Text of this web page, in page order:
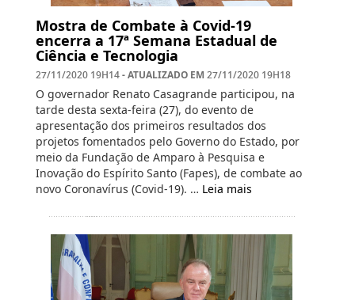
Mostra de Combate à Covid-19
encerra a 17ª Semana Estadual de
Ciência e Tecnologia
27/11/2020 19H14- ATUALIZADO EM 27/11/2020 19H18
O governador Renato Casagrande participou, na
tarde desta sexta-feira (27), do evento de
apresentação dos primeiros resultados dos
projetos fomentados pelo Governo do Estado, por
meio da Fundação de Amparo à Pesquisa e
Inovação do Espírito Santo (Fapes), de combate ao
novo Coronavírus (Covid-19). … Leia mais